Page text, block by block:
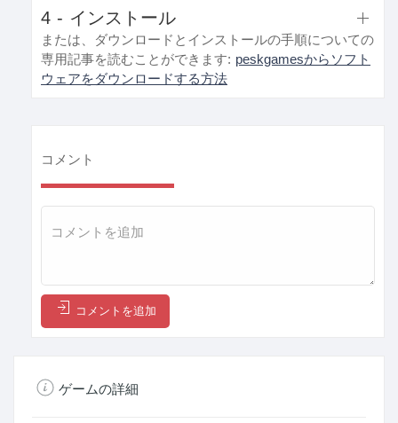
4 - インストール
または、ダウンロードとインストールの手順についての
専用記事を読むことができます: peskgamesからソフト
ウェアをダウンロードする方法
コメント
コメントを追加
ゲームの詳細